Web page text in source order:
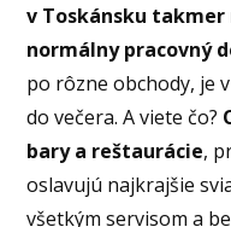
v Toskánsku
normálny pracovný
po rôzne obchody, je
do večera. A viete čo?
bary a reštaurácie,
oslavujú najkrajšie
všetkým servisom a